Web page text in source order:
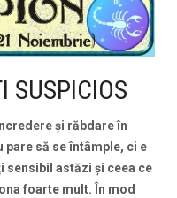
SUSPICIOS
şi răbdare în
pare să se întâmple, ci e
sensibil astăzi şi ceea ce
foarte mult. În mod